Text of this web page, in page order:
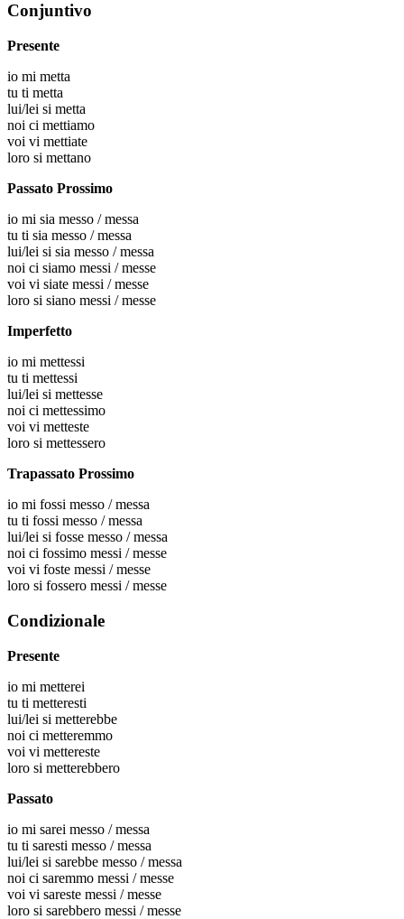
Conjuntivo
Presente
io mi metta
tu ti metta
lui/lei si metta
noi ci mettiamo
voi vi mettiate
loro si mettano
Passato Prossimo
io mi sia messo / messa
tu ti sia messo / messa
lui/lei si sia messo / messa
noi ci siamo messi / messe
voi vi siate messi / messe
loro si siano messi / messe
Imperfetto
io mi mettessi
tu ti mettessi
lui/lei si mettesse
noi ci mettessimo
voi vi metteste
loro si mettessero
Trapassato Prossimo
io mi fossi messo / messa
tu ti fossi messo / messa
lui/lei si fosse messo / messa
noi ci fossimo messi / messe
voi vi foste messi / messe
loro si fossero messi / messe
Condizionale
Presente
io mi metterei
tu ti metteresti
lui/lei si metterebbe
noi ci metteremmo
voi vi mettereste
loro si metterebbero
Passato
io mi sarei messo / messa
tu ti saresti messo / messa
lui/lei si sarebbe messo / messa
noi ci saremmo messi / messe
voi vi sareste messi / messe
loro si sarebbero messi / messe